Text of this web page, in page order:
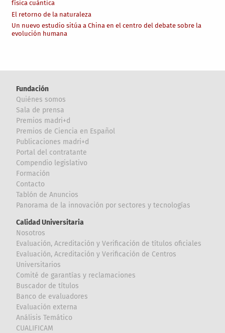
física cuántica
El retorno de la naturaleza
Un nuevo estudio sitúa a China en el centro del debate sobre la
evolución humana
Fundación
Quiénes somos
Sala de prensa
Premios madri+d
Premios de Ciencia en Español
Publicaciones madri+d
Portal del contratante
Compendio legislativo
Formación
Contacto
Tablón de Anuncios
Panorama de la innovación por sectores y tecnologías
Calidad Universitaria
Nosotros
Evaluación, Acreditación y Verificación de títulos oficiales
Evaluación, Acreditación y Verificación de Centros
Universitarios
Comité de garantías y reclamaciones
Buscador de títulos
Banco de evaluadores
Evaluación externa
Análisis Temático
CUALIFICAM